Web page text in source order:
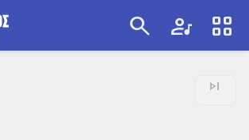
search artist view_cozy
skip_next